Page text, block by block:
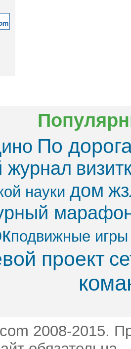
По
журнал
науки дом
подвижные игры
проект
2008-2015.